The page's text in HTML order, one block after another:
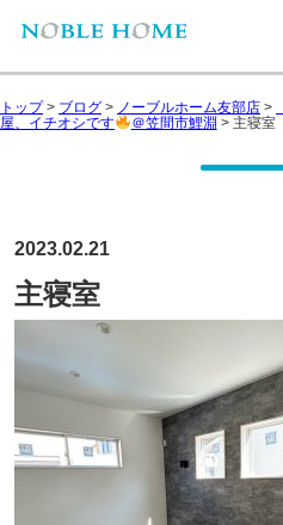
トップ> ブログ > ノーブルホーム友部店 >
屋、イチオシです
＠笠間市鯉淵 > 主寝室
2023.02.21
主寝室